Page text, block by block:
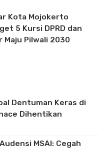
Kota Mojokerto
5 Kursi DPRD dan
Maju Pilwali 2030
Dentuman Keras di
Dihentikan
MSAI: Cegah